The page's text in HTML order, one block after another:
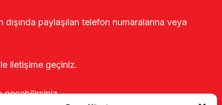
paylaşılan telefon numaralarına veya
iletişime geçiniz.
geçebilirsiniz.